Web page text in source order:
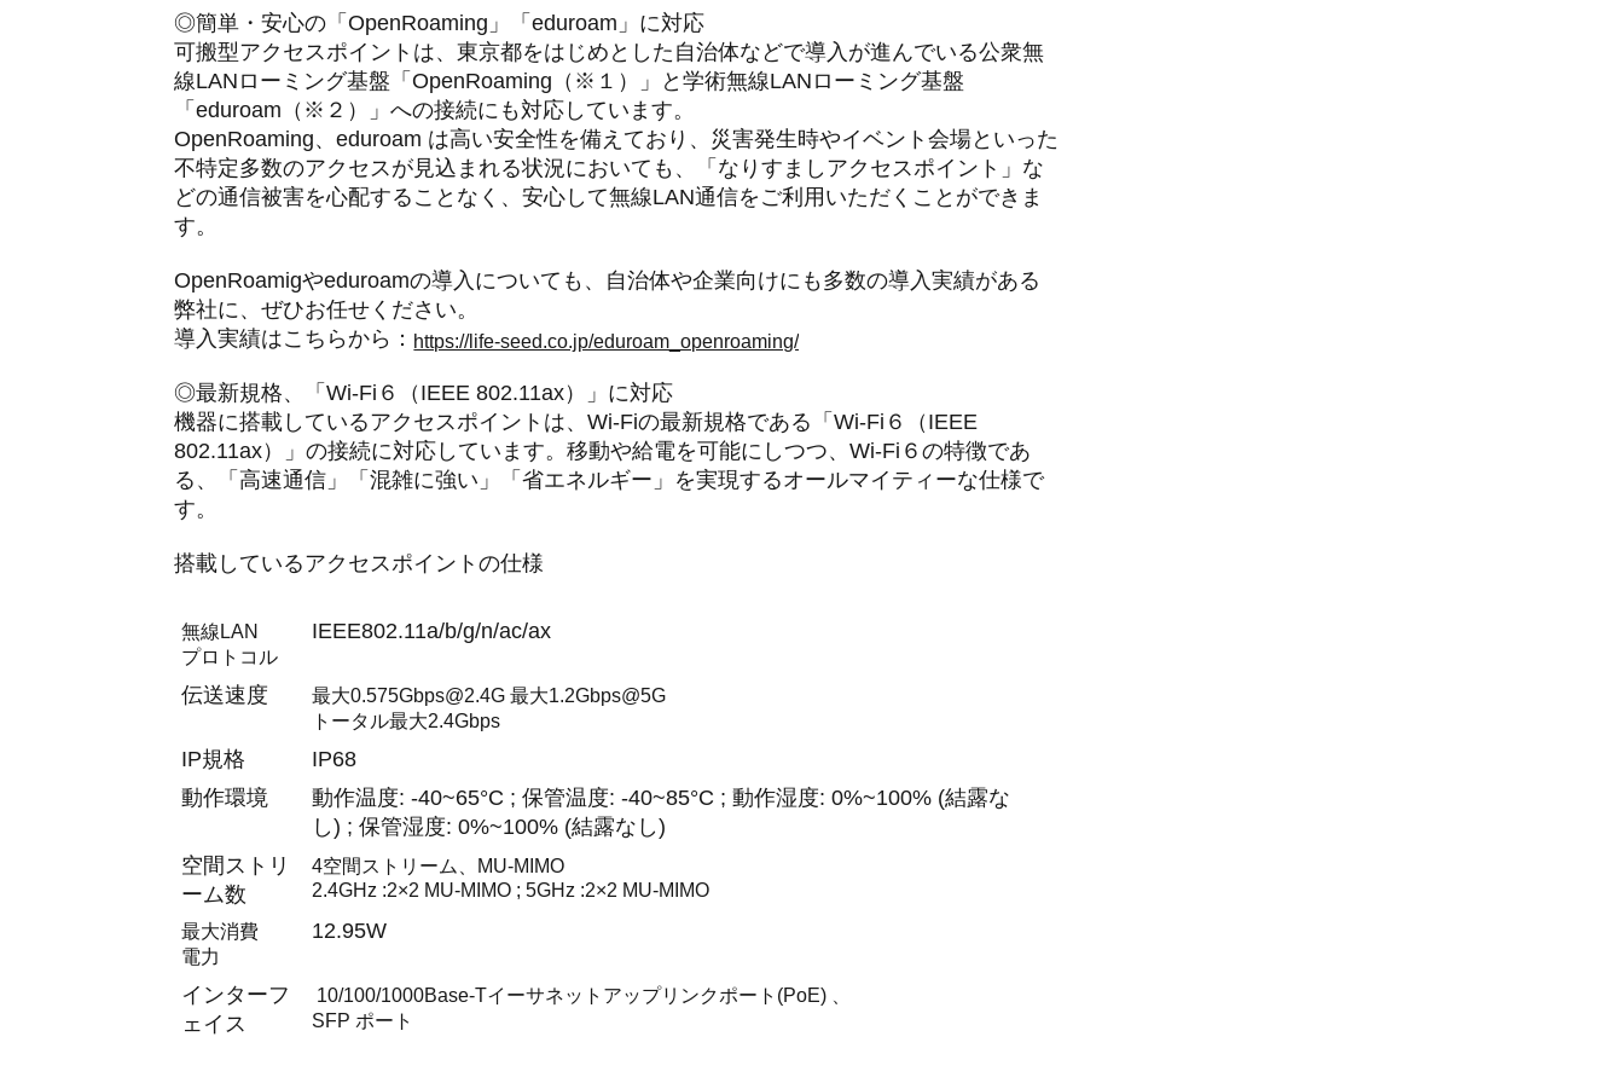
◎簡単・安心の「OpenRoaming」「eduroam」に対応
可搬型アクセスポイントは、東京都をはじめとした自治体などで導入が進んでいる公衆無
線LANローミング基盤「OpenRoaming（※１）」と学術無線LANローミング基盤
「eduroam（※２）」への接続にも対応しています。
OpenRoaming、eduroam は高い安全性を備えており、災害発生時やイベント会場といった
不特定多数のアクセスが見込まれる状況においても、「なりすましアクセスポイント」な
どの通信被害を心配することなく、安心して無線LAN通信をご利用いただくことができま
す。
OpenRoamigやeduroamの導入についても、自治体や企業向けにも多数の導入実績がある
弊社に、ぜひお任せください。
導入実績はこちらから： https://life-seed.co.jp/eduroam_openroaming/
◎最新規格、「Wi-Fi６（IEEE 802.11ax）」に対応
機器に搭載しているアクセスポイントは、Wi-Fiの最新規格である「Wi-Fi６（IEEE
802.11ax）」の接続に対応しています。移動や給電を可能にしつつ、Wi-Fi６の特徴であ
る、「高速通信」「混雑に強い」「省エネルギー」を実現するオールマイティーな仕様で
す。
搭載しているアクセスポイントの仕様
無線LAN
プロトコル
IEEE802.11a/b/g/n/ac/ax
伝送速度
最大0.575Gbps@2.4G 最大1.2Gbps@5G
トータル最大2.4Gbps
IP規格
IP68
動作環境
動作温度: -40~65°C ; 保管温度: -40~85°C ; 動作湿度: 0%~100% (結露な
し) ; 保管湿度: 0%~100% (結露なし)
空間ストリ
ーム数
4空間ストリーム、MU-MIMO
2.4GHz :2×2 MU-MIMO ; 5GHz :2×2 MU-MIMO
最大消費
電力
12.95W
インターフ
ェイス
10/100/1000Base-Tイーサネットアップリンクポート(PoE) 、
SFP ポート